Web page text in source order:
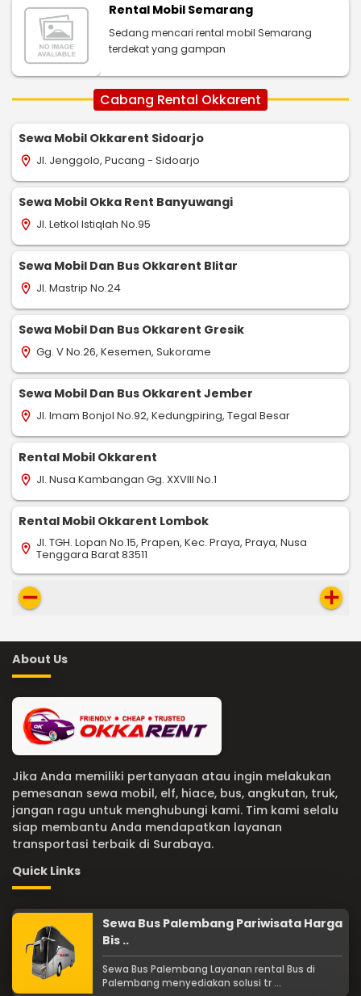
Rental Mobil Semarang
Sedang mencari rental mobil Semarang
terdekat yang gampan
Cabang Rental Okkarent
Sewa Mobil Okkarent Sidoarjo
location_on Jl. Jenggolo, Pucang - Sidoarjo
Sewa Mobil Okka Rent Banyuwangi
location_on Jl. Letkol Istiqlah No.95
Sewa Mobil Dan Bus Okkarent Blitar
location_on Jl. Mastrip No.24
Sewa Mobil Dan Bus Okkarent Gresik
location_on Gg. V No.26, Kesemen, Sukorame
Sewa Mobil Dan Bus Okkarent Jember
location_on Jl. Imam Bonjol No.92, Kedungpiring, Tegal Besar
Rental Mobil Okkarent
location_on Jl. Nusa Kambangan Gg. XXVIII No.1
Rental Mobil Okkarent Lombok
location_on Jl. TGH. Lopan No.15, Prapen, Kec. Praya, Praya, Nusa
Tenggara Barat 83511
remove add
About Us
Jika Anda memiliki pertanyaan atau ingin melakukan
pemesanan sewa mobil, elf, hiace, bus, angkutan, truk,
jangan ragu untuk menghubungi kami. Tim kami selalu
siap membantu Anda mendapatkan layanan
transportasi terbaik di Surabaya.
Quick Links
Sewa Bus Palembang Pariwisata Harga
Bis ..
Sewa Bus Palembang Layanan rental Bus di
Palembang menyediakan solusi tr ...